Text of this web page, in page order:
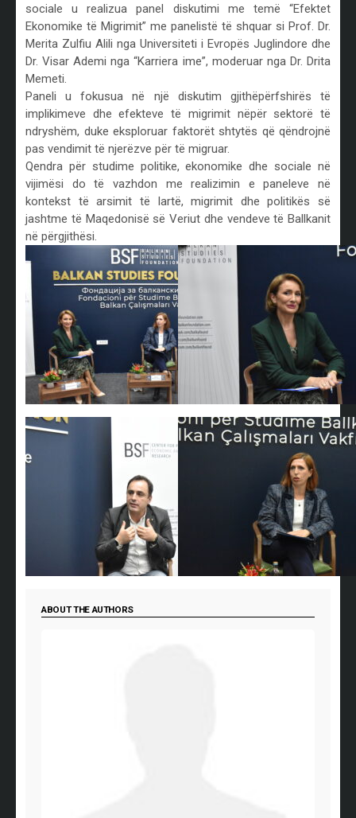
sociale u realizua panel diskutimi me temë “Efektet
Ekonomike të Migrimit” me panelistë të shquar si Prof. Dr.
Merita Zulfiu Alili nga Universiteti i Evropës Juglindore dhe
Dr. Visar Ademi nga “Karriera ime”, moderuar nga Dr. Drita
Memeti.
Paneli u fokusua në një diskutim gjithëpërfshirës të
implikimeve dhe efekteve të migrimit nëpër sektorë të
ndryshëm, duke eksploruar faktorët shtytës që qëndrojnë
pas vendimit të njerëzve për të migruar.
Qendra për studime politike, ekonomike dhe sociale në
vijimësi do të vazhdon me realizimin e paneleve në
kontekst të arsimit të lartë, migrimit dhe politikës së
jashtme të Maqedonisë së Veriut dhe vendeve të Ballkanit
në përgjithësi.
ABOUT THE AUTHORS